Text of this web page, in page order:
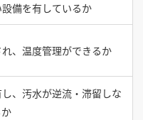
備を有しているか
、温度管理ができるか
、汚水が逆流・滞留しな